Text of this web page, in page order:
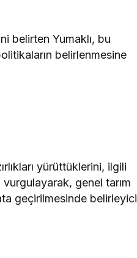
belirten Yumaklı, bu
belirlenmesine
yürüttüklerini, ilgili
genel tarım
geçirilmesinde belirleyici